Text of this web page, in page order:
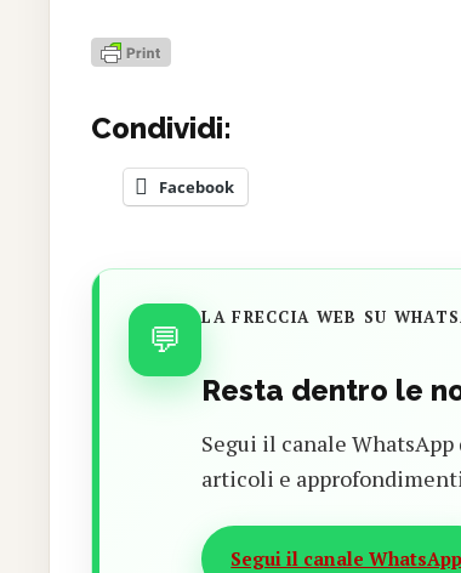
Condividi:
Facebook
💬 LA FRECCIA WEB SU
Resta dentro le
Segui il canale
articoli e
Segui il canale WhatsApp